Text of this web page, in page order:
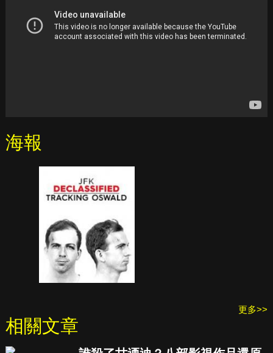
海報
更多>>
相關文章